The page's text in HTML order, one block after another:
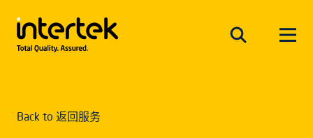
Back to 返回服务